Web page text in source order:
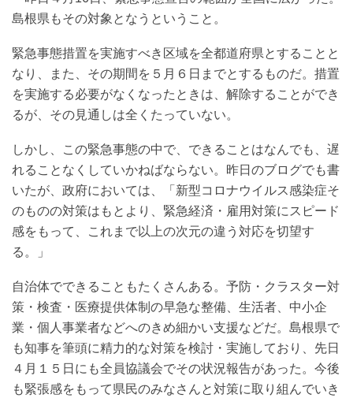
島根県もその対象となうということ。
緊急事態措置を実施すべき区域を全都道府県とすることと
なり、また、その期間を５月６日までとするものだ。措置
を実施する必要がなくなったときは、解除することができ
るが、その見通しは全くたっていない。
しかし、この緊急事態の中で、できることはなんでも、遅
れることなくしていかねばならない。昨日のブログでも書
いたが、政府においては、「新型コロナウイルス感染症そ
のものの対策はもとより、緊急経済・雇用対策にスピード
感をもって、これまで以上の次元の違う対応を切望す
る。」
自治体でできることもたくさんある。予防・クラスター対
策・検査・医療提供体制の早急な整備、生活者、中小企
業・個人事業者などへのきめ細かい支援などだ。島根県で
も知事を筆頭に精力的な対策を検討・実施しており、先日
４月１５日にも全員協議会でその状況報告があった。今後
も緊張感をもって県民のみなさんと対策に取り組んでいき